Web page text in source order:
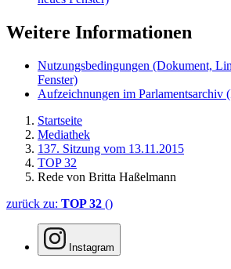
Weitere Informationen
Nutzungsbedingungen (Dokument,
Fenster)
Aufzeichnungen im Parlamentsarchiv
Startseite
Mediathek
137. Sitzung vom 13.11.2015
TOP 32
Rede von Britta Haßelmann
zurück zu: TOP 32 ()
Instagram